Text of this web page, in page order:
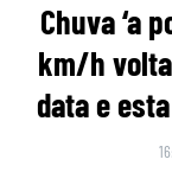
Chuva ‘a
km/h
data e